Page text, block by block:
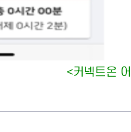
<커넥트온